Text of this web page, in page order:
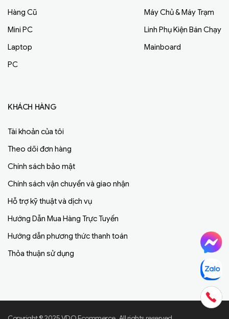
Hàng Cũ
Mini PC
Laptop
PC
Máy Chủ & Máy Trạm
Linh Phụ Kiện Bán Chạy
Mainboard
KHÁCH HÀNG
Tài khoản của tôi
Theo dõi đơn hàng
Chính sách bảo mật
Chính sách vận chuyển và giao nhận
Hỗ trợ kỹ thuật và dịch vụ
Hướng Dẫn Mua Hàng Trực Tuyến
Hướng dẫn phương thức thanh toán
Thỏa thuận sử dụng